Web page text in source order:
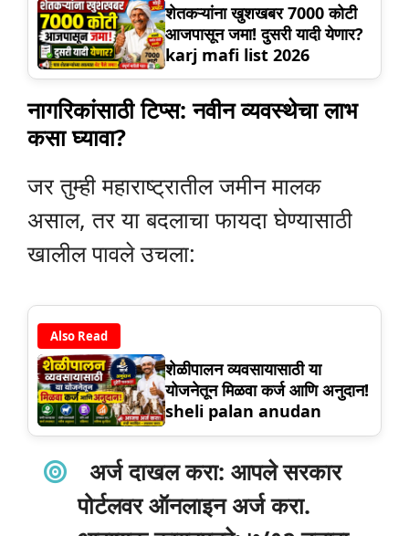
शेतकऱ्यांना खुशखबर 7000 कोटी
आजपासून जमा! दुसरी यादी येणार?
karj mafi list 2026
नागरिकांसाठी टिप्स: नवीन व्यवस्थेचा लाभ
कसा घ्यावा?
जर तुम्ही महाराष्ट्रातील जमीन मालक
असाल, तर या बदलाचा फायदा घेण्यासाठी
खालील पावले उचला:
Also Read
शेळीपालन व्यवसायासाठी या
योजनेतून मिळवा कर्ज आणि अनुदान!
sheli palan anudan
अर्ज दाखल करा: आपले सरकार
पोर्टलवर ऑनलाइन अर्ज करा.